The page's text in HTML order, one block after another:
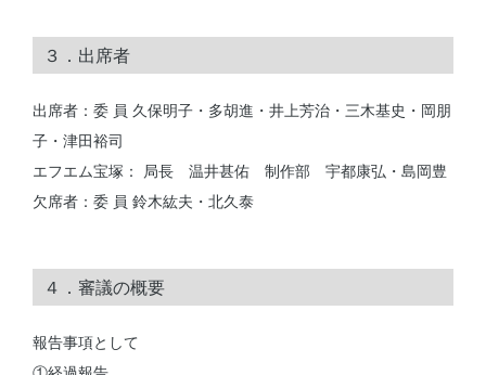
３．出席者
出席者：委 員 久保明子・多胡進・井上芳治・三木基史・岡朋
子・津田裕司
エフエム宝塚： 局長 温井甚佑 制作部 宇都康弘・島岡豊
欠席者：委 員 鈴木紘夫・北久泰
４．審議の概要
報告事項として